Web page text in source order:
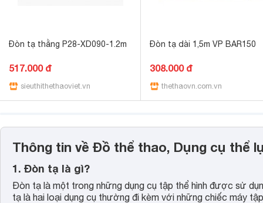
Đòn tạ thằng P28-XD090-1.2m
517.000 đ
sieuthithethaoviet.vn
Đòn tạ dài 1,5m VP BAR150
308.000 đ
thethaovn.com.vn
Thông tin về Đồ thể thao, Dụng cụ thể
1. Đòn tạ là gì?
Đòn tạ là một trong những dụng cụ tập thể hình được sử
tạ là hai loại dụng cụ thường đi kèm với những chiếc máy